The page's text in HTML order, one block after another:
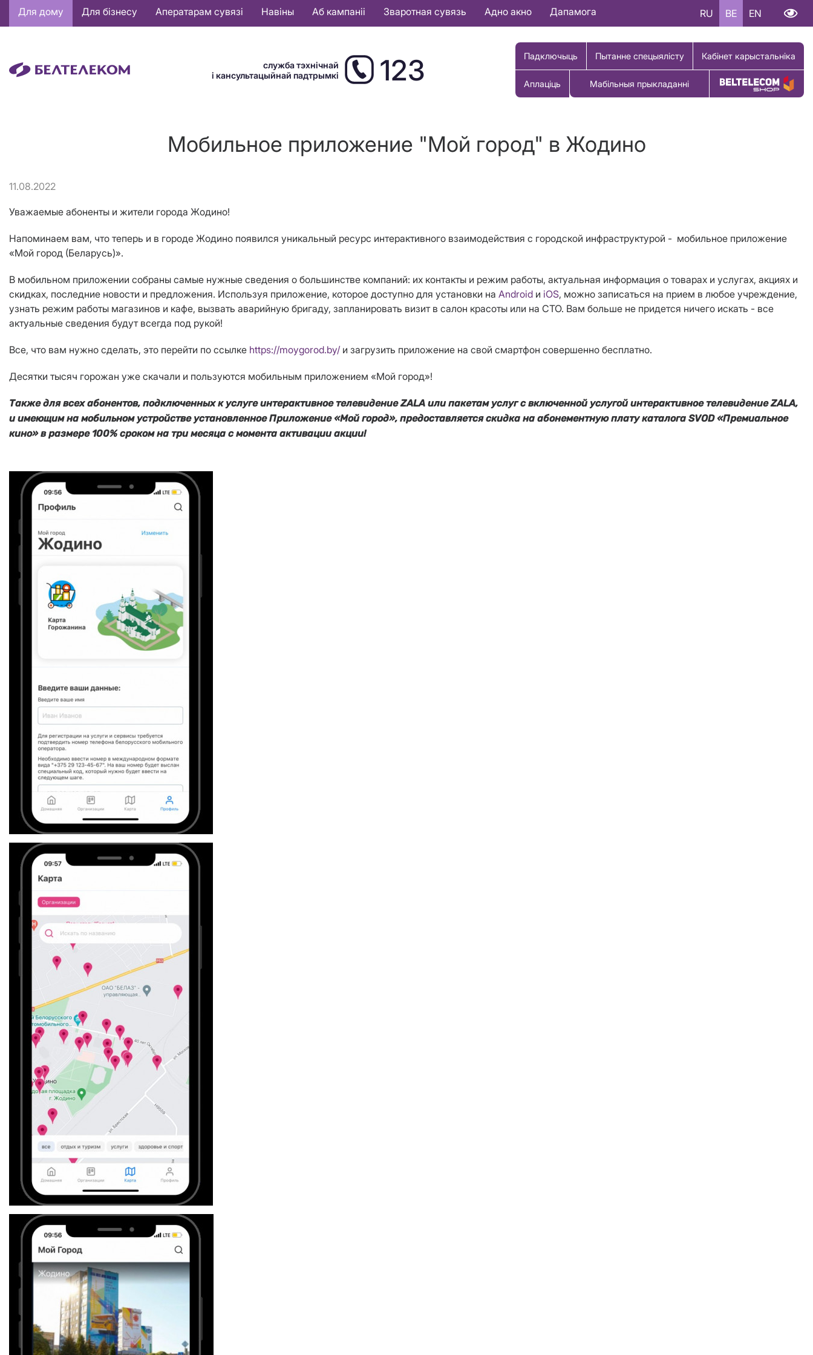
Основная
навигация
Для дому Для бізнесу Аператарам сувязі Навіны Аб кампаніі Зваротная сувязь Адно акно Дапамога RU BE EN
служба тэхнічнай
і кансультацыйнай падтрымкі
123 Падключыць Пытанне спецыялісту Кабінет карыстальніка
Аплаціць Мабільныя прыкладанні Купіць тавар
Мобильное приложение "Мой город" в Жодино
11.08.2022
Уважаемые абоненты и жители города Жодино!
Напоминаем вам, что теперь и в городе Жодино появился уникальный ресурс интерактивного взаимодействия с городской инфраструктурой - мобильное приложение
«Мой город (Беларусь)».
В мобильном приложении собраны самые нужные сведения о большинстве компаний: их контакты и режим работы, актуальная информация о товарах и услугах, акциях и
скидках, последние новости и предложения. Используя приложение, которое доступно для установки на Android и iOS, можно записаться на прием в любое учреждение,
узнать режим работы магазинов и кафе, вызвать аварийную бригаду, запланировать визит в салон красоты или на СТО. Вам больше не придется ничего искать - все
актуальные сведения будут всегда под рукой!
Все, что вам нужно сделать, это перейти по ссылке https://moygorod.by/ и загрузить приложение на свой смартфон совершенно бесплатно.
Десятки тысяч горожан уже скачали и пользуются мобильным приложением «Мой город»!
Также для всех абонентов, подключенных к услуге интерактивное телевидение ZALA или пакетам услуг с включенной услугой интерактивное телевидение ZALA,
и имеющим на мобильном устройстве установленное Приложение «Мой город», предоставляется скидка на абонементную плату каталога SVOD «Премиальное
кино» в размере 100% сроком на три месяца с момента активации акции!